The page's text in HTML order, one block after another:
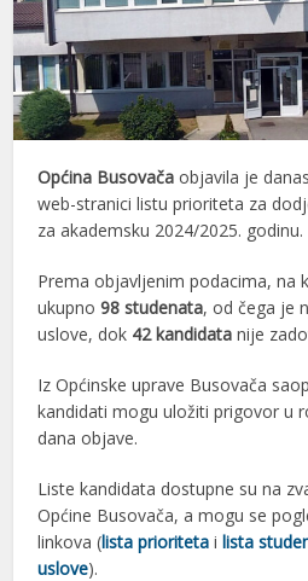
Općina Busovača objavila je
web-stranici listu prioriteta za
za akademsku 2024/2025. godinu.
Prema objavljenim podacima, na
ukupno98 studenata, od čega je
uslove, dok 42 kandidata nije
Iz Općinske uprave Busovača
kandidati mogu uložiti prigovor u
dana objave.
Liste kandidata dostupne su na
Općine Busovača, a mogu se
linkova (lista prioriteta ilista
uslove).